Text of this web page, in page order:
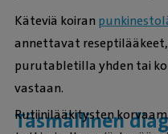
Käteviä koiran
annettavat
purutabletilla yhden tai
vastaan.
Täsmällinen
Rutiinilääkitysten